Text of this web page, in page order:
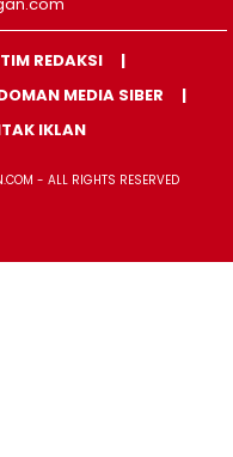
TIM REDAKSI
MEDIA SIBER
IKLAN
- ALL RIGHTS RESERVED